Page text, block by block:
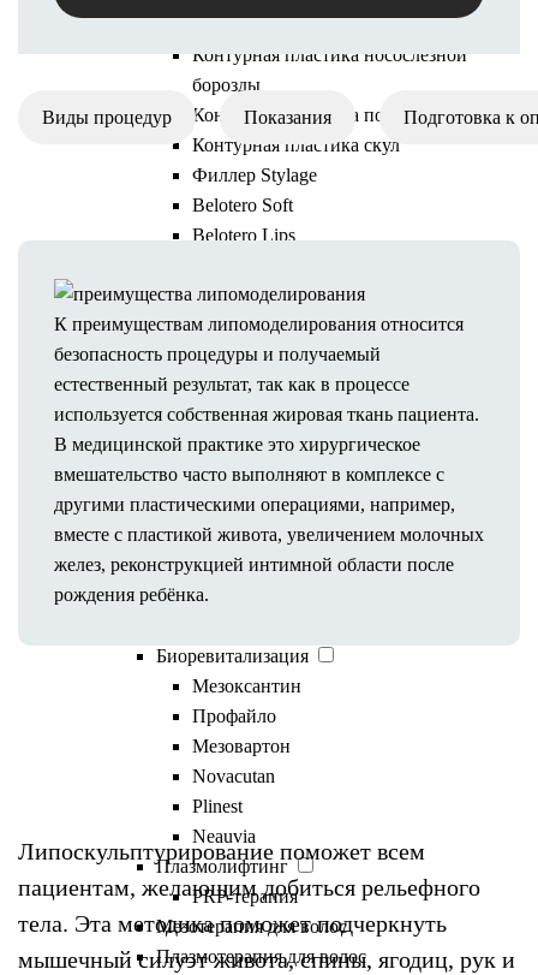
Векторный лифтинг Радиесс
Контурная пластика носослезной
борозды
Контурная пластика подбородка
Контурная пластика скул
Филлер Stylage
Belotero Soft
Belotero Lips
Коллагеностимуляторы
Сферогель
Коллост
Мезотерапия
Mesoeye C71
Ботулотоксины
Диспорт
Ксеомин
Миотокс
Релатокс
Лечение гипергидроза
Биоревитализация
Мезоксантин
Профайло
Мезовартон
Novacutan
Plinest
Neauvia
Плазмолифтинг
PRP-терапия
Мезотерапия для волос
Плазмотерапия для волос
Виды процедур Показания Подготовка к
К преимуществам липомоделирования относится
безопасность процедуры и получаемый
естественный результат, так как в процессе
используется собственная жировая ткань пациента.
В медицинской практике это хирургическое
вмешательство часто выполняют в комплексе с
другими пластическими операциями, например,
вместе с пластикой живота, увеличением молочных
желез, реконструкцией интимной области после
рождения ребёнка.
Виды процедуры
Липоскульптурирование поможет всем
пациентам, желающим добиться рельефного
тела. Эта методика поможет подчеркнуть
мышечный силуэт живота, спины, ягодиц, рук и